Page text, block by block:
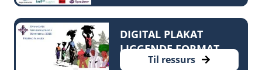
DIGITAL PLAKAT
LIGGENDE FORMAT
Til ressurs